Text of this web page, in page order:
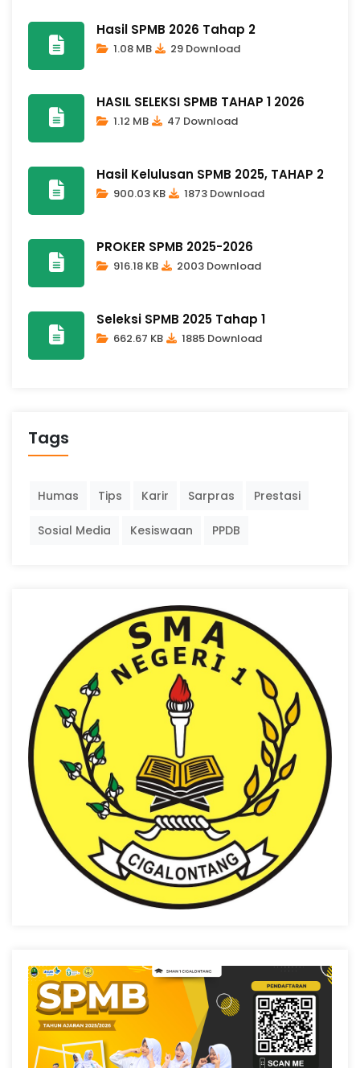
Hasil SPMB 2026 Tahap 2
1.08 MB 29 Download
HASIL SELEKSI SPMB TAHAP 1 2026
1.12 MB 47 Download
Hasil Kelulusan SPMB 2025, TAHAP 2
900.03 KB 1873 Download
PROKER SPMB 2025-2026
916.18 KB 2003 Download
Seleksi SPMB 2025 Tahap 1
662.67 KB 1885 Download
Tags
Humas Tips Karir Sarpras Prestasi
Sosial Media Kesiswaan PPDB